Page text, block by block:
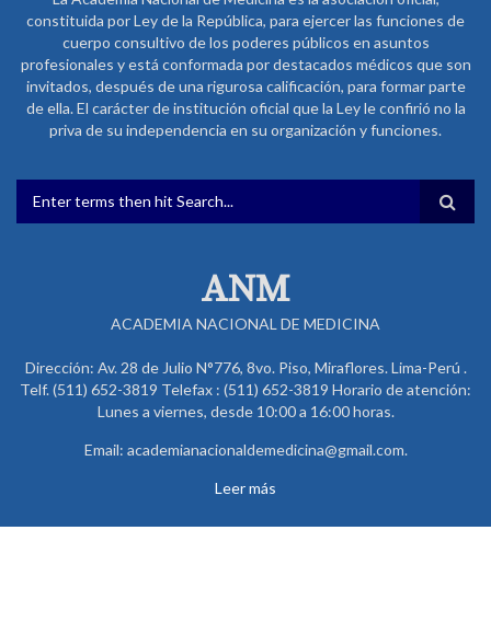
constituida por Ley de la República, para ejercer las funciones de
cuerpo consultivo de los poderes públicos en asuntos
profesionales y está conformada por destacados médicos que son
invitados, después de una rigurosa calificación, para formar parte
de ella. El carácter de institución oficial que la Ley le confirió no la
priva de su independencia en su organización y funciones.
FORMULARIO DE BÚSQUEDA
ANM
ACADEMIA NACIONAL DE MEDICINA
Dirección: Av. 28 de Julio N°776, 8vo. Piso, Miraflores. Lima-Perú .
Telf. (511) 652-3819 Telefax : (511) 652-3819 Horario de atención:
Lunes a viernes, desde 10:00 a 16:00 horas.
Email: academianacionaldemedicina@gmail.com.
Leer más